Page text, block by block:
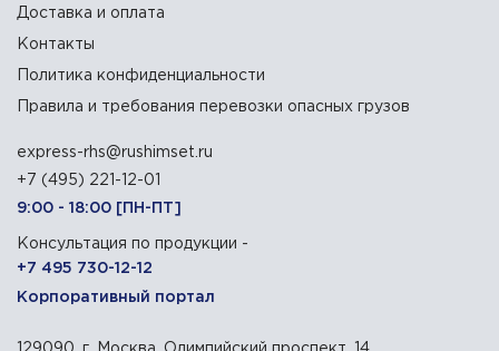
Доставка и оплата
Контакты
Политика конфиденциальности
Правила и требования перевозки опасных грузов
express-rhs@rushimset.ru
+7 (495) 221-12-01
9:00 - 18:00 [ПН-ПТ]
Консультация по продукции -
+7 495 730-12-12
Корпоративный портал